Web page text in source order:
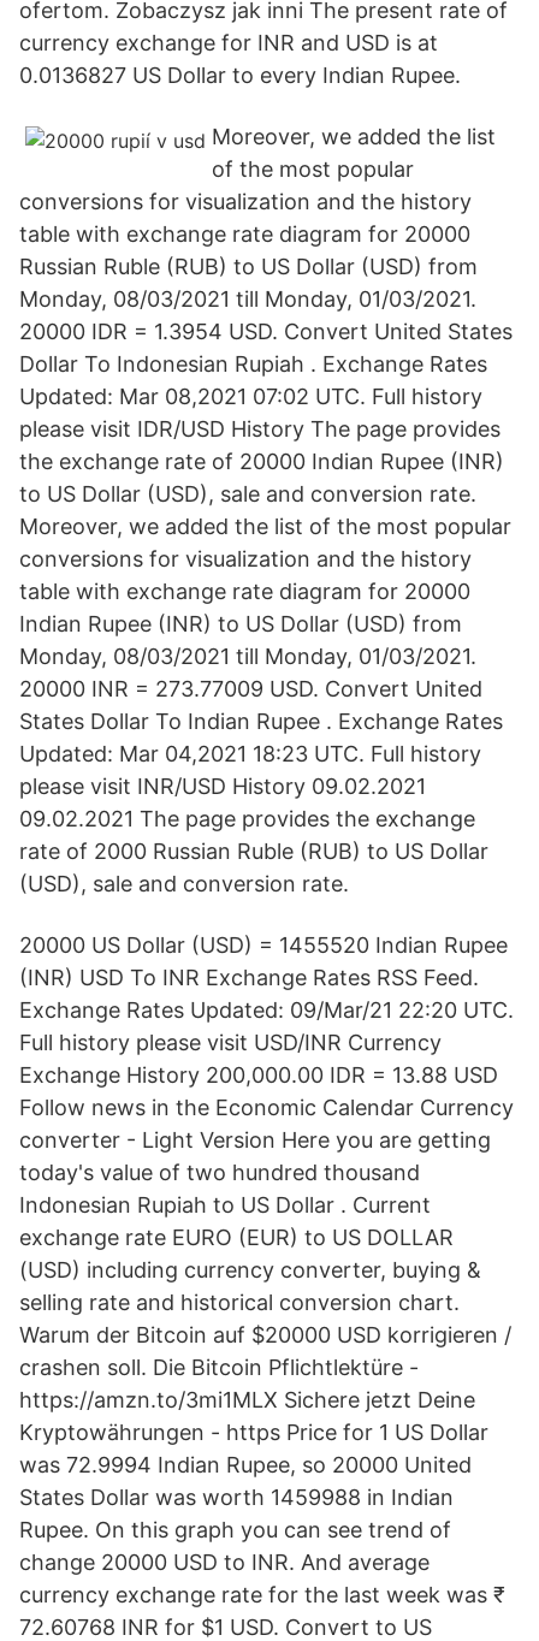
ofertom. Zobaczysz jak inni The present rate of
currency exchange for INR and USD is at
0.0136827 US Dollar to every Indian Rupee.
Moreover, we added the list
of the most popular
conversions for visualization and the history
table with exchange rate diagram for 20000
Russian Ruble (RUB) to US Dollar (USD) from
Monday, 08/03/2021 till Monday, 01/03/2021.
20000 IDR = 1.3954 USD. Convert United States
Dollar To Indonesian Rupiah . Exchange Rates
Updated: Mar 08,2021 07:02 UTC. Full history
please visit IDR/USD History The page provides
the exchange rate of 20000 Indian Rupee (INR)
to US Dollar (USD), sale and conversion rate.
Moreover, we added the list of the most popular
conversions for visualization and the history
table with exchange rate diagram for 20000
Indian Rupee (INR) to US Dollar (USD) from
Monday, 08/03/2021 till Monday, 01/03/2021.
20000 INR = 273.77009 USD. Convert United
States Dollar To Indian Rupee . Exchange Rates
Updated: Mar 04,2021 18:23 UTC. Full history
please visit INR/USD History 09.02.2021
09.02.2021 The page provides the exchange
rate of 2000 Russian Ruble (RUB) to US Dollar
(USD), sale and conversion rate.
20000 US Dollar (USD) = 1455520 Indian Rupee
(INR) USD To INR Exchange Rates RSS Feed.
Exchange Rates Updated: 09/Mar/21 22:20 UTC.
Full history please visit USD/INR Currency
Exchange History 200,000.00 IDR = 13.88 USD
Follow news in the Economic Calendar Currency
converter - Light Version Here you are getting
today's value of two hundred thousand
Indonesian Rupiah to US Dollar . Current
exchange rate EURO (EUR) to US DOLLAR
(USD) including currency converter, buying &
selling rate and historical conversion chart.
Warum der Bitcoin auf $20000 USD korrigieren /
crashen soll. Die Bitcoin Pflichtlektüre -
https://amzn.to/3mi1MLX Sichere jetzt Deine
Kryptowährungen - https Price for 1 US Dollar
was 72.9994 Indian Rupee, so 20000 United
States Dollar was worth 1459988 in Indian
Rupee. On this graph you can see trend of
change 20000 USD to INR. And average
currency exchange rate for the last week was ₹
72.60768 INR for $1 USD. Convert to US